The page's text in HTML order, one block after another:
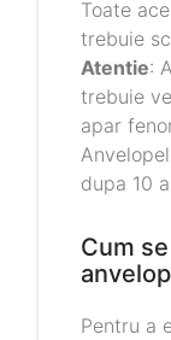
Toate
trebuie
Atentie:
trebuie
apar
dupa 10
Cum
Pentru a